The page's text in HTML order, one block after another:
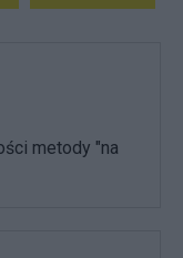
metody "na